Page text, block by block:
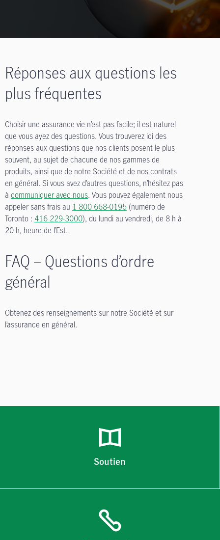
Réponses aux questions les
plus fréquentes
Choisir une assurance vie n’est pas facile; il est naturel
que vous ayez des questions. Vous trouverez ici des
réponses aux questions que nos clients posent le plus
souvent, au sujet de chacune de nos gammes de
produits, ainsi que de notre Société et de nos contrats
en général. Si vous avez d’autres questions, n’hésitez pas
à communiquer avec nous. Vous pouvez également nous
appeler sans frais au 1 800 668-0195 (numéro de
Toronto : 416 229-3000), du lundi au vendredi, de 8 h à
20 h, heure de l’Est.
FAQ – Questions d’ordre
général
Obtenez des renseignements sur notre Société et sur
l’assurance en général.
Soutien